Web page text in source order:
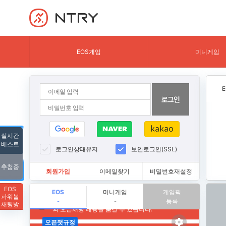
NTRY
EOS게임 미니게임
로그인상태유지 보안로그인(SSL)
회원가입 이메일찾기 비밀번호재설정
EOS
-
미니게임
-
게임픽
등록
실시간
베스트
추첨중
EOS
파워볼
채팅방